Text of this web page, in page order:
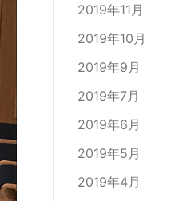
2019年11月
2019年10月
2019年9月
2019年7月
2019年6月
2019年5月
2019年4月